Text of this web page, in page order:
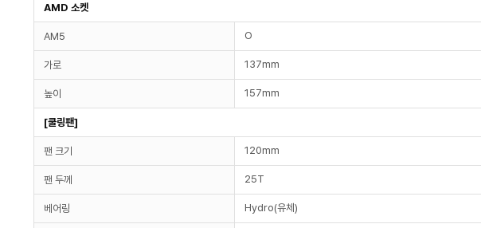
AMD 소켓
AM5 O
가로 137mm
높이 157mm
[쿨링팬]
팬 크기 120mm
팬 두께 25T
베어링 Hydro(유체)